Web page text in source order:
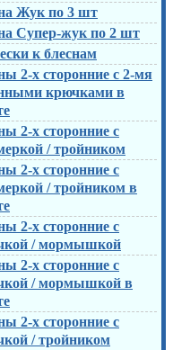
Жук по 3 шт
Супер-жук по 2 шт
к блеснам
2-х сторонние с 2-мя
крючками в
2-х сторонние с
/ тройником
2-х сторонние с
/ тройником в
2-х сторонние с
/ мормышкой
2-х сторонние с
/ мормышкой в
2-х сторонние с
/ тройником